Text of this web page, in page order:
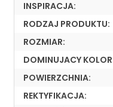
INSPIRACJA:
RODZAJ PRODUKTU:
ROZMIAR:
DOMINUJACY
POWIERZCHNIA:
REKTYFIKACJA: